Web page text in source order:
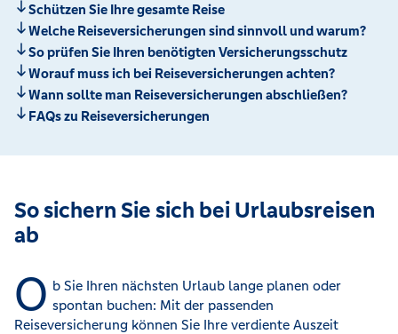
Schützen Sie Ihre gesamte Reise
Welche Reiseversicherungen sind sinnvoll und warum?
So prüfen Sie Ihren benötigten Versicherungsschutz
Worauf muss ich bei Reiseversicherungen achten?
Wann sollte man Reiseversicherungen abschließen?
FAQs zu Reiseversicherungen
So sichern Sie sich bei Urlaubsreisen
ab
O b Sie Ihren nächsten Urlaub lange planen oder
spontan buchen: Mit der passenden
Reiseversicherung können Sie Ihre verdiente Auszeit